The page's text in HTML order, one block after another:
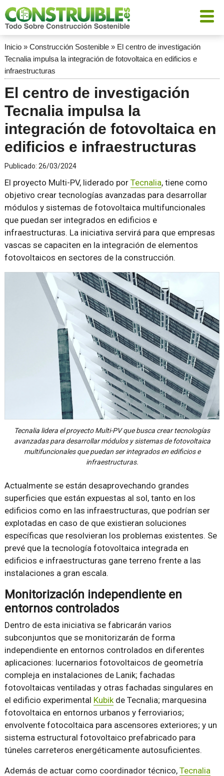
Inicio» Construcción Sostenible» El centro de investigación
Tecnalia impulsa la integración de fotovoltaica en edificios e
infraestructuras
El centro de investigación
Tecnalia impulsa la
integración de fotovoltaica en
edificios e infraestructuras
Publicado: 26/03/2024
El proyecto Multi-PV, liderado por Tecnalia, tiene como
objetivo crear tecnologías avanzadas para desarrollar
módulos y sistemas de fotovoltaica multifuncionales
que puedan ser integrados en edificios e
infraestructuras. La iniciativa servirá para que empresas
vascas se capaciten en la integración de elementos
fotovoltaicos en sectores de la construcción.
Tecnalia lidera el proyecto Multi-PV que busca crear tecnologías
avanzadas para desarrollar módulos y sistemas de fotovoltaica
multifuncionales que puedan ser integrados en edificios e
infraestructuras.
Actualmente se están desaprovechando grandes
superficies que están expuestas al sol, tanto en los
edificios como en las infraestructuras, que podrían ser
explotadas en caso de que existieran soluciones
específicas que resolvieran los problemas existentes. Se
prevé que la tecnología fotovoltaica integrada en
edificios e infraestructuras gane terreno frente a las
instalaciones a gran escala.
Monitorización independiente en
entornos controlados
Dentro de esta iniciativa se fabricarán varios
subconjuntos que se monitorizarán de forma
independiente en entornos controlados en diferentes
aplicaciones: lucernarios fotovoltaicos de geometría
compleja en instalaciones de Lanik; fachadas
fotovoltaicas ventiladas y otras fachadas singulares en
el edificio experimental Kubikde Tecnalia; marquesina
fotovoltaica en entornos urbanos y ferroviarios;
envolvente fotocoltaica para ascensores exteriores; y un
sistema estructural fotovoltaico prefabricado para
túneles carreteros energéticamente autosuficientes.
Además de actuar como coordinador técnico, Tecnalia